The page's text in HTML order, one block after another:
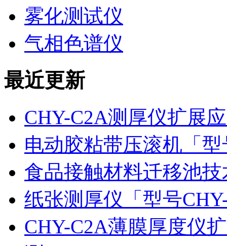
雾化测试仪
气相色谱仪
最近更新
CHY-C2A测厚仪扩展
电动胶粘带压滚机「
食品接触材料迁移池
纸张测厚仪「型号
CHY-C2A薄膜厚度仪